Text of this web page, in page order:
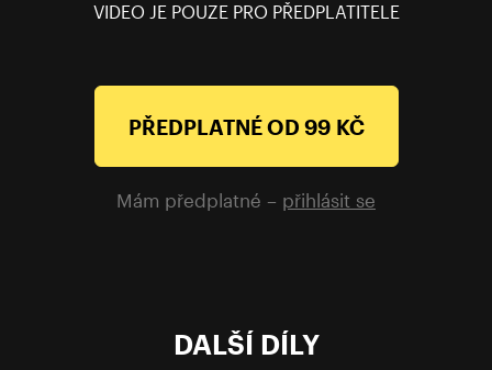
VIDEO JE POUZE PRO PŘEDPLATITELE
PŘEDPLATNÉ OD 99 KČ
Mám předplatné – přihlásit se
DALŠÍ DÍLY